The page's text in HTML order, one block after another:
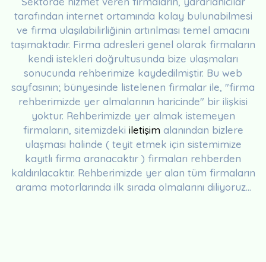
tarafından internet ortamında kolay bulunabilmesi
ve firma ulaşılabilirliğinin artırılması temel amacını
taşımaktadır. Firma adresleri genel olarak firmaların
kendi istekleri doğrultusunda bize ulaşmaları
sonucunda rehberimize kaydedilmiştir. Bu web
sayfasının; bünyesinde listelenen firmalar ile, "firma
rehberimizde yer almalarının haricinde" bir ilişkisi
yoktur. Rehberimizde yer almak istemeyen
firmaların, sitemizdeki iletişim alanından bizlere
ulaşması halinde ( teyit etmek için sistemimize
kayıtlı firma aranacaktır ) firmaları rehberden
kaldırılacaktır. Rehberimizde yer alan tüm firmaların
arama motorlarında ilk sırada olmalarını diliyoruz...